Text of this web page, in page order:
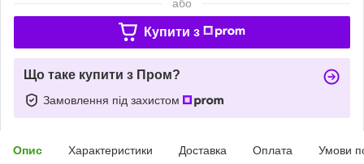
або
Купити з
Що таке купити з Пром?
Замовлення під захистом
Опис Характеристики Доставка Оплата Умови